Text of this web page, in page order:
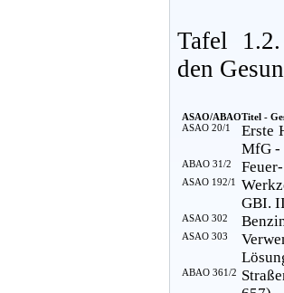
Tafel
den
ASAO/ABAOTitel -
ASAO 20/1
Erste
MfG -
ABAO 31/2
ASAO 192/1
GBI.
ASAO 302
ASAO 303
ABAO 361/2